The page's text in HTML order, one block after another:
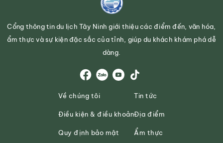
Cổng thông tin du lịch Tây Ninh giới thiệu các điểm đến, văn hóa,
ẩm thực và sự kiện đặc sắc của tỉnh, giúp du khách khám phá dễ
dàng.
Về chúng tôi
Điều kiện & điều khoản
Quy định bảo mật
Tin tức
Địa điểm
Ẩm thực